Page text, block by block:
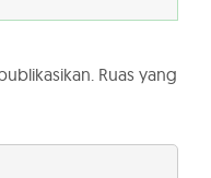
Ruas yang